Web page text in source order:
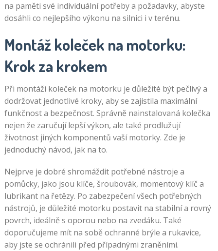
na paměti své individuální potřeby a požadavky, abyste
dosáhli co nejlepšího výkonu na silnici i v terénu.
Montáž koleček na motorku:
Krok za krokem
Při montáži koleček na motorku je důležité být pečlivý a
dodržovat jednotlivé kroky, aby se zajistila maximální
funkčnost a bezpečnost. Správně nainstalovaná kolečka
nejen že zaručují lepší výkon, ale také prodlužují
životnost jiných komponentů vaší motorky. Zde je
jednoduchý návod, jak na to.
Nejprve je dobré shromáždit potřebné nástroje a
pomůcky, jako jsou klíče, šroubovák, momentový klíč a
lubrikant na řetězy. Po zabezpečení všech potřebných
nástrojů, je důležité motorku postavit na stabilní a rovný
povrch, ideálně s oporou nebo na zvedáku. Také
doporučujeme mít na sobě ochranné brýle a rukavice,
aby jste se ochránili před případnými zraněními.